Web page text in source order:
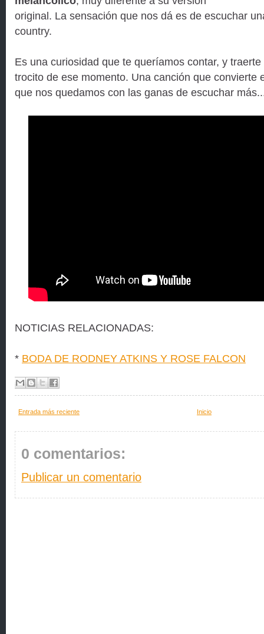
original. La sensación que nos dá es de escuchar
country.
Es una curiosidad que te queríamos contar, y
trocito de ese momento. Una canción que convierte
que nos quedamos con las ganas de escuchar
NOTICIAS RELACIONADAS:
* BODA DE RODNEY ATKINS Y ROSE FALCON
Entrada más reciente Inicio
0 comentarios:
Publicar un comentario